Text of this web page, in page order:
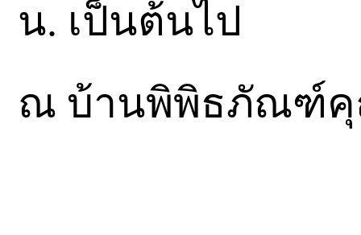
น. เป็นต้นไป
ณ บ้านพิพิธภัณฑ์คุ